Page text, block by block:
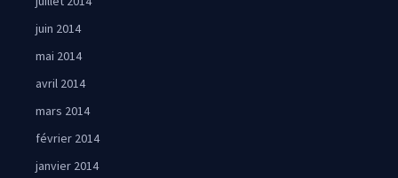
juin 2014
mai 2014
avril 2014
mars 2014
février 2014
janvier 2014